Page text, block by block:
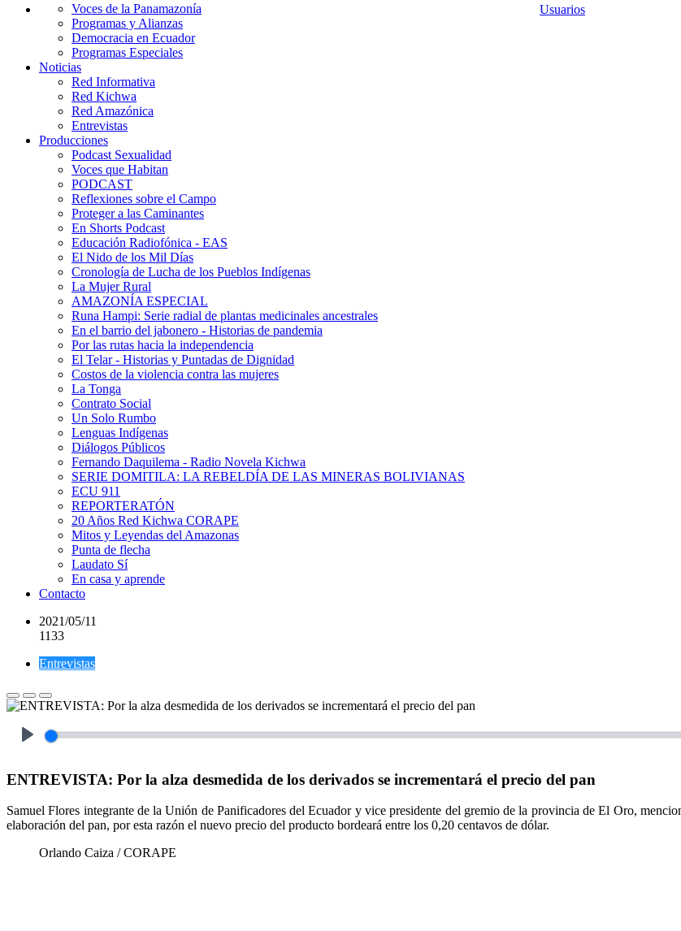
Usuarios
Voces de la Panamazonía
Programas y Alianzas
Democracia en Ecuador
Programas Especiales
Noticias
Red Informativa
Red Kichwa
Red Amazónica
Entrevistas
Producciones
Podcast Sexualidad
Voces que Habitan
PODCAST
Reflexiones sobre el Campo
Proteger a las Caminantes
En Shorts Podcast
Educación Radiofónica - EAS
El Nido de los Mil Días
Cronología de Lucha de los Pueblos Indígenas
La Mujer Rural
AMAZONÍA ESPECIAL
Runa Hampi: Serie radial de plantas medicinales ancestrales
En el barrio del jabonero - Historias de pandemia
Por las rutas hacia la independencia
El Telar - Historias y Puntadas de Dignidad
Costos de la violencia contra las mujeres
La Tonga
Contrato Social
Un Solo Rumbo
Lenguas Indígenas
Diálogos Públicos
Fernando Daquilema - Radio Novela Kichwa
SERIE DOMITILA: LA REBELDÍA DE LAS MINERAS BOLIVIANAS
ECU 911
REPORTERATÓN
20 Años Red Kichwa CORAPE
Mitos y Leyendas del Amazonas
Punta de flecha
Laudato Sí
En casa y aprende
Contacto
2021/05/11
1133
Entrevistas
ENTREVISTA: Por la alza desmedida de los derivados se incrementará el precio del pan
Samuel Flores integrante de la Unión de Panificadores del Ecuador y vice presidente del gremio de la provincia de El Oro,
elaboración del pan, por esta razón el nuevo precio del producto bordeará entre los 0,20 centavos de dólar.
Orlando Caiza / CORAPE